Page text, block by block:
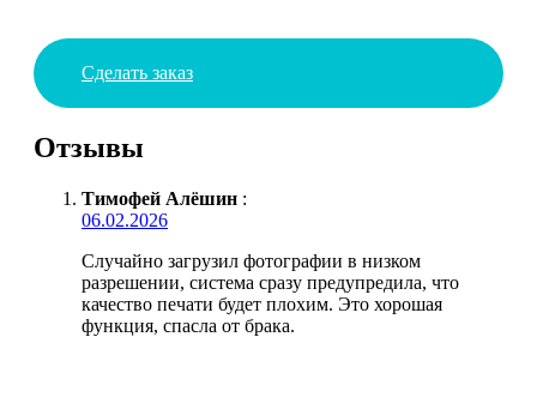
Сделать заказ
Отзывы
Тимофей Алёшин :
06.02.2026
Случайно загрузил фотографии в низком
разрешении, система сразу предупредила, что
качество печати будет плохим. Это хорошая
функция, спасла от брака.